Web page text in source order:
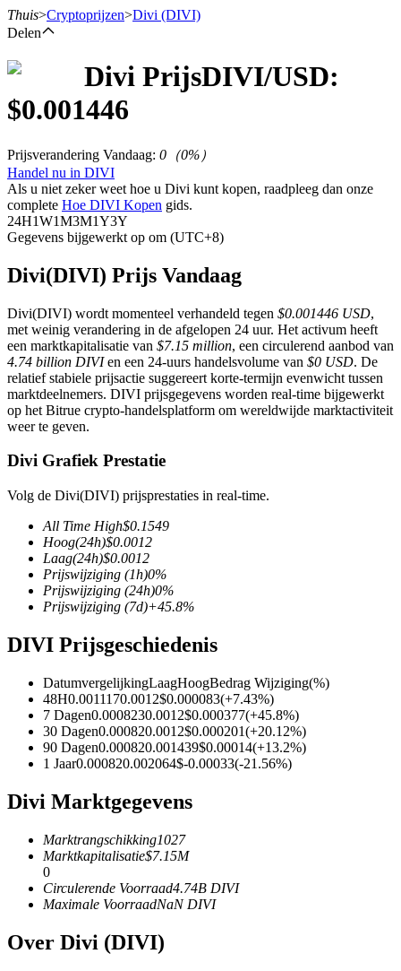
Termijncontracten
USDT-futures
TradFi
Derivaten voor aandelen, forex, edelmetalen en grondstoffen
USDC-futures
Thuis>Cryptoprijzen>Divi (DIVI)
Delen
Divi PrijsDIVI/USD:
$0.001446
Prijsverandering Vandaag: 0 （0%）
Handel nu in DIVI
Als u niet zeker weet hoe u Divi kunt kopen, raadpleeg dan onze
complete Hoe DIVI Kopen gids.
24H1W1M3M1Y3Y
Gegevens bijgewerkt op om (UTC+8)
Divi(DIVI) Prijs Vandaag
Divi(DIVI) wordt momenteel verhandeld tegen $0.001446 USD,
met weinig verandering in de afgelopen 24 uur. Het activum heeft
een marktkapitalisatie van $7.15 million, een circulerend aanbod van
4.74 billion DIVIen een 24-uurs handelsvolume van $0 USD. De
relatief stabiele prijsactie suggereert korte-termijn evenwicht tussen
marktdeelnemers. DIVI prijsgegevens worden real-time bijgewerkt
op het Bitrue crypto-handelsplatform om wereldwijde marktactiviteit
weer te geven.
Divi Grafiek Prestatie
Volg de Divi(DIVI) prijsprestaties in real-time.
All Time High$0.1549
Hoog(24h)$0.0012
Laag(24h)$0.0012
Prijswijziging (1h)0%
Prijswijziging (24h)0%
Prijswijziging (7d)+45.8%
DIVI Prijsgeschiedenis
DatumvergelijkingLaagHoogBedrag Wijziging(%)
48H0.0011170.0012$0.000083(+7.43%)
7 Dagen0.0008230.0012$0.000377(+45.8%)
30 Dagen0.000820.0012$0.000201(+20.12%)
90 Dagen0.000820.001439$0.00014(+13.2%)
1 Jaar0.000820.002064$-0.00033(-21.56%)
Divi Marktgegevens
Marktrangschikking1027
Marktkapitalisatie$7.15M
0
Circulerende Voorraad4.74B DIVI
Maximale VoorraadNaN DIVI
Over Divi (DIVI)